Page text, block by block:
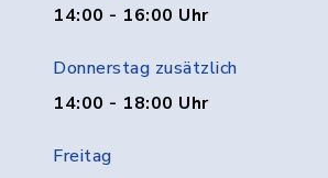
14:00 - 16:00 Uhr
Donnerstag zusätzlich
14:00 - 18:00 Uhr
Freitag